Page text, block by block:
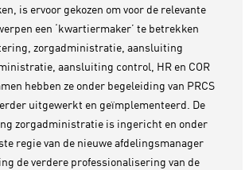
is ervoor gekozen om voor de relevante
een ‘kwartiermaker’ te betrekken
zorgadministratie, aansluiting
aansluiting control, HR en COR
hebben ze onder begeleiding van PRCS
uitgewerkt en geïmplementeerd. De
zorgadministratie is ingericht en onder
regie van de nieuwe afdelingsmanager
de verdere professionalisering van de